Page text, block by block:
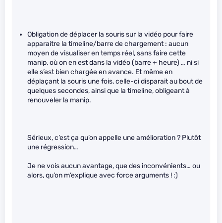
Obligation de déplacer la souris sur la vidéo pour faire
apparaitre la timeline/barre de chargement : aucun
moyen de visualiser en temps réel, sans faire cette
manip, où on en est dans la vidéo (barre + heure) … ni si
elle s’est bien chargée en avance. Et même en
déplaçant la souris une fois, celle-ci disparait au bout de
quelques secondes, ainsi que la timeline, obligeant à
renouveler la manip.
Sérieux, c’est ça qu’on appelle une amélioration ? Plutôt
une régression…
Je ne vois aucun avantage, que des inconvénients… ou
alors, qu’on m’explique avec force arguments ! :)